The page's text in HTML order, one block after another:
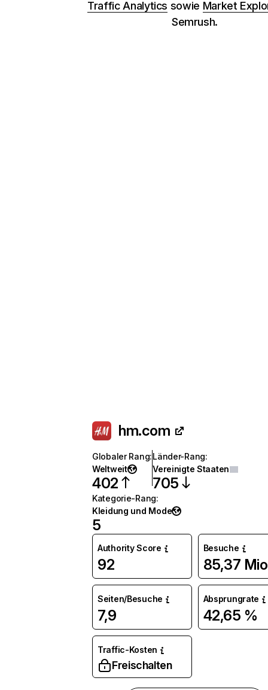
Traffic Analytics sowie Market
Semrush.
hm.com
Globaler Rang:
Weltweit
402
Länder-Rang:
Vereinigte Staaten
705
Kategorie-Rang:
Kleidung und Mode
5
Authority Score
92
Besuche
85,37
Seiten/Besuche
7,9
Absprungrate
42,65 %
Traffic-Kosten
Freischalten